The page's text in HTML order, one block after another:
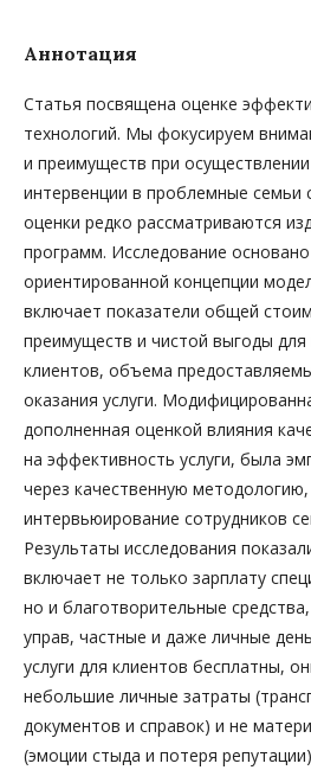
Аннотация
Статья посвящена оценке
технологий. Мы фокусируем
и преимуществ при
интервенции в проблемные семьи
оценки редко рассматриваются
программ. Исследование
ориентированной концепции
включает показатели общей
преимуществ и чистой выгоды для
клиентов, объема
оказания услуги.
дополненная оценкой влияния
на эффективность услуги, была
через качественную
интервьюирование сотрудников
Результаты исследования
включает не только зарплату
но и благотворительные
управ, частные и даже личные
услуги для клиентов бесплатны,
небольшие личные затраты
документов и справок) и не
(эмоции стыда и потеря